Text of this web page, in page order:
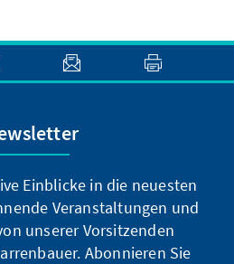
Einblicke in die neuesten
Veranstaltungen und
unserer Vorsitzenden
Abonnieren Sie